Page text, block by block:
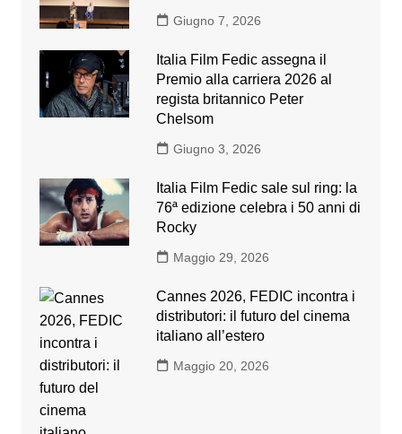
Giugno 7, 2026
Italia Film Fedic assegna il
Premio alla carriera 2026 al
regista britannico Peter
Chelsom
Giugno 3, 2026
Italia Film Fedic sale sul ring: la
76ª edizione celebra i 50 anni di
Rocky
Maggio 29, 2026
Cannes 2026, FEDIC incontra i
distributori: il futuro del cinema
italiano all’estero
Maggio 20, 2026